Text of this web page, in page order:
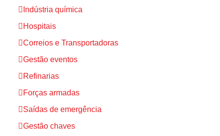
Indústria química
Hospitais
Correios e Transportadoras
Gestão eventos
Refinarias
Forças armadas
Saídas de emergência
Gestão chaves